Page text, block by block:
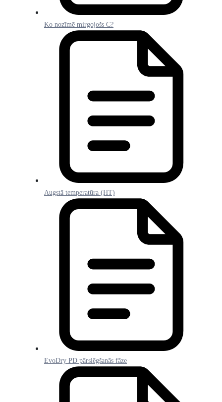
Ko nozīmē mirgojošs C?
Augstā temperatūra (HT)
EvoDry PD pārslēgšanās fāze